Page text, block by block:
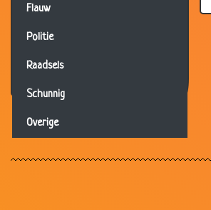
Flauw
Politie
Raadsels
Schunnig
Overige